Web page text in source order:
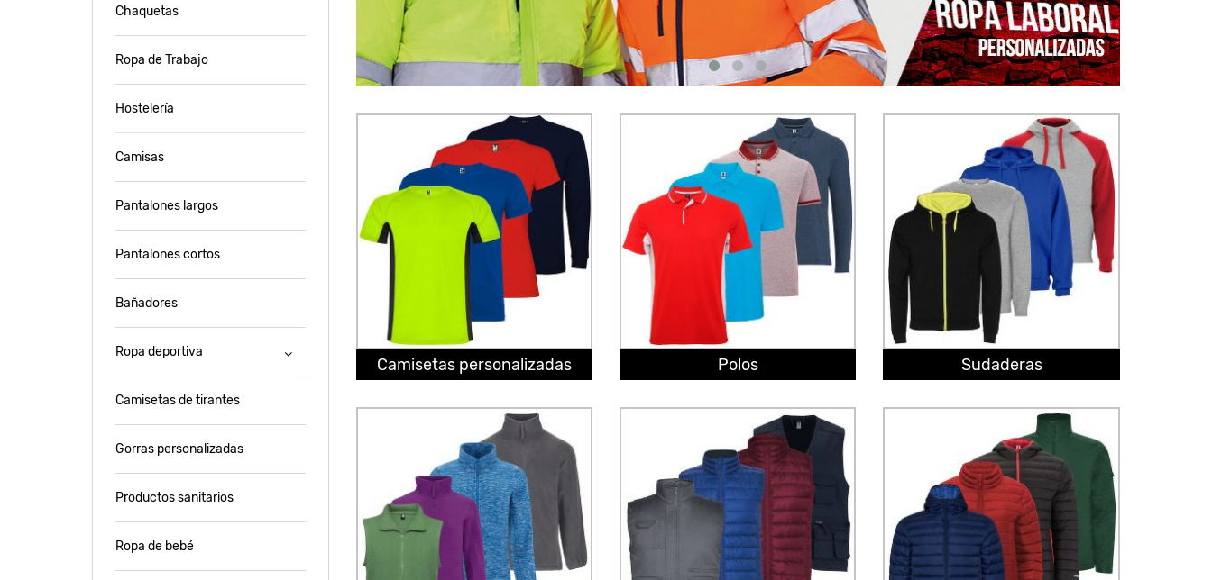
Chaquetas
Ropa de Trabajo
Hostelería
Camisas
Pantalones largos
Pantalones cortos
Bañadores
Ropa deportiva
Camisetas de tirantes
Gorras personalizadas
Productos sanitarios
Ropa de bebé
Camisetas personalizadas Polos Sudaderas